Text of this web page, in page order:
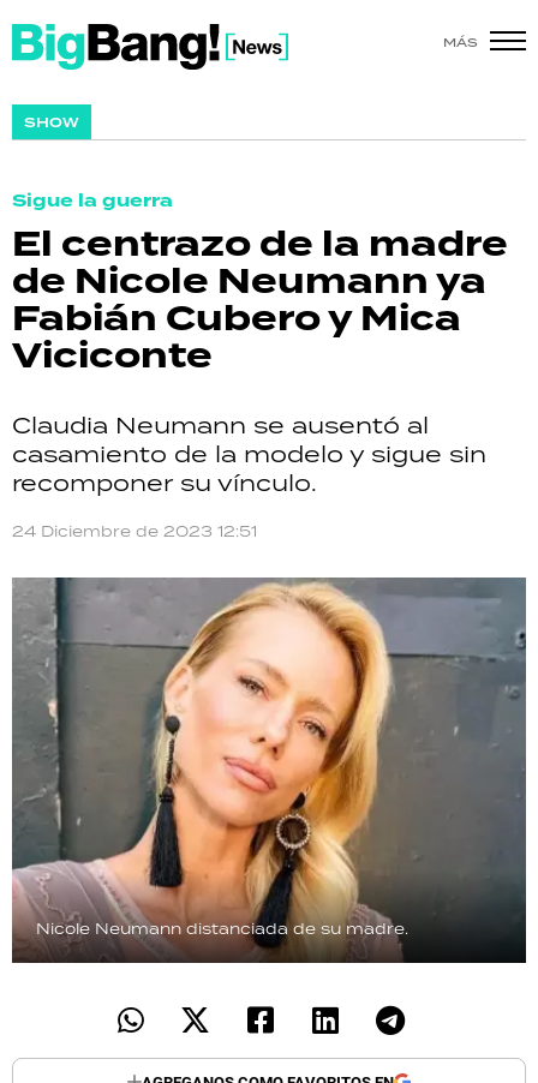
MÁS
SHOW
Sigue la guerra
El centrazo de la madre
de Nicole Neumann ya
Fabián Cubero y Mica
Viciconte
Claudia Neumann se ausentó al
casamiento de la modelo y sigue sin
recomponer su vínculo.
24 Diciembre de 2023 12:51
Nicole Neumann distanciada de su madre.
SHOW
ACTUALIDAD
POLICIALES
ECONOMÍA
SALUD
DEPORTES
TECNOLOGÍA
RECETAS
PALABRAS
HORÓSCOPO
Seguinos